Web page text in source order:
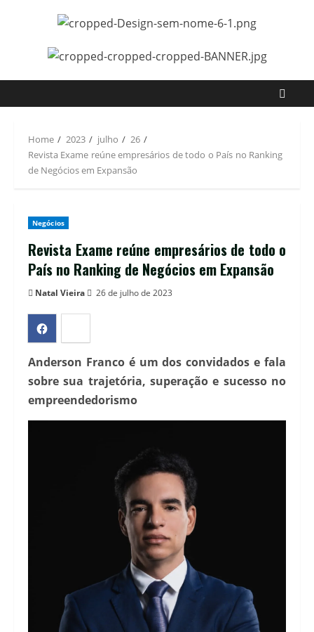
Home 2023 julho
26
Revista Exame reúne empresários de todo o País no Ranking
de Negócios em Expansão
Negócios
Revista Exame reúne empresários de todo o
País no Ranking de Negócios em Expansão
Natal Vieira 26 de julho de 2023
Anderson Franco é um dos convidados e fala
sobre sua trajetória, superação e sucesso no
empreendedorismo